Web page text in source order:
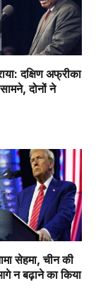
दक्षिण अफ्रीका
दोनों ने
सेहमा, चीन की
न बढ़ाने का किया